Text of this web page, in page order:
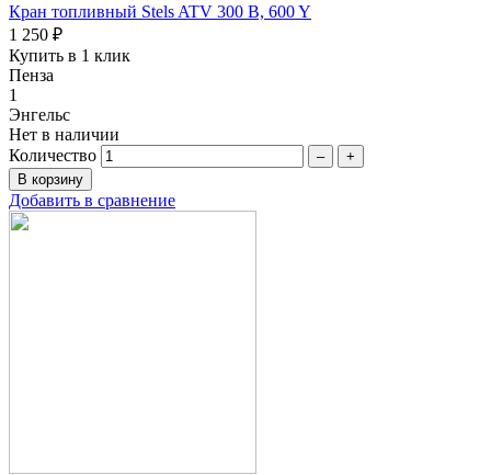
Кран топливный Stels ATV 300 B, 600 Y
1 250 ₽
Купить в 1 клик
Пенза
1
Энгельс
Нет в наличии
Количество
– +
Добавить в сравнение